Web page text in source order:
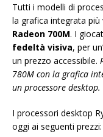
Tutti i modelli di
la grafica integrata
Radeon 700M. I
fedeltà visiva, per
un prezzo accessibile.
780M con la grafica
un processore desktop.
I processori desktop
oggi ai seguenti prezzi: